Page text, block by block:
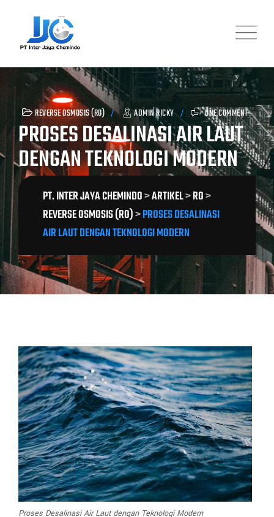
content
REVERSE OSMOSIS (RO) ADMIN RICKY ONE COMMENT
PROSES DESALINASI AIR LAUT
DENGAN TEKNOLOGI MODERN
PT. INTER JAYA CHEMINDO>ARTIKEL>RO>
REVERSE OSMOSIS (RO)>PROSES DESALINASI
AIR LAUT DENGAN TEKNOLOGI MODERN
Proses Desalinasi Air Laut dengan Teknologi Modern